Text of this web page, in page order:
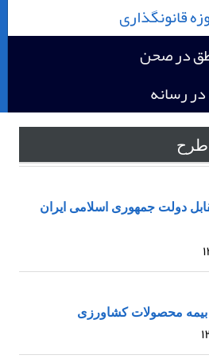
قانونگذاری
در صحن
در رسانه
طرح
دولت جمهوری اسلامی ایران
بیمه محصولات کشاورزی